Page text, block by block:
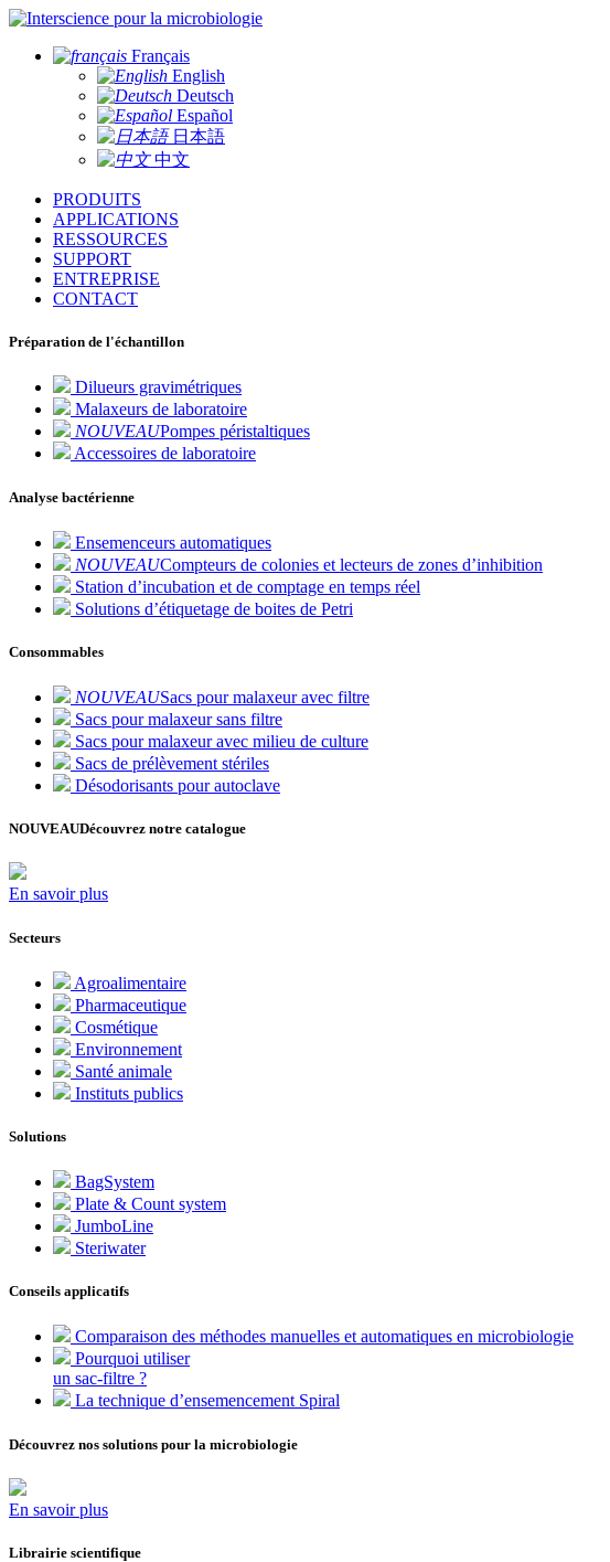
pour la microbiologie
Français
English
Deutsch
Español
日本語
中文
PRODUITS
APPLICATIONS
RESSOURCES
SUPPORT
ENTREPRISE
CONTACT
Préparation de l'échantillon
Dilueurs gravimétriques
Malaxeurs de laboratoire
NOUVEAUPompes péristaltiques
Accessoires de laboratoire
Analyse bactérienne
Ensemenceurs automatiques
NOUVEAUCompteurs de colonies et lecteurs de zones d’inhibition
Station d’incubation et de comptage en temps réel
Solutions d’étiquetage de boites de Petri
Consommables
NOUVEAUSacs pour malaxeur avec filtre
Sacs pour malaxeur sans filtre
Sacs pour malaxeur avec milieu de culture
Sacs de prélèvement stériles
Désodorisants pour autoclave
NOUVEAUDécouvrez notre catalogue
En savoir plus
Secteurs
Agroalimentaire
Pharmaceutique
Cosmétique
Environnement
Santé animale
Instituts publics
Solutions
BagSystem
Plate & Count system
JumboLine
Steriwater
Conseils applicatifs
Comparaison des méthodes manuelles et automatiques en microbiologie
Pourquoi utiliser
un sac-filtre ?
La technique d’ensemencement Spiral
Découvrez nos solutions pour la microbiologie
En savoir plus
Librairie scientifique